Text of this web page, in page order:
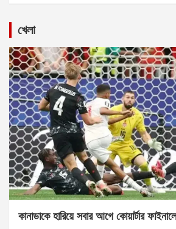
খেলা
কানাডাকে হারিয়ে সবার আগে কোয়ার্টার